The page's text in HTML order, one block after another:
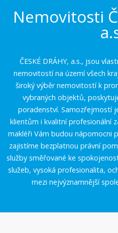
Nemovitosti
ČESKÉ DRÁHY, a.s., jsou
nemovitostí na území všech
široký výběr nemovitostí k
vybraných objektů,
poradenství. Samozřejmostí
klientům i kvalitní profesionální
makléři Vám budou nápomocni
zajistíme bezplatnou právní
služby směřované ke
služeb, vysoká profesionalita,
mezi nejvýznamnější